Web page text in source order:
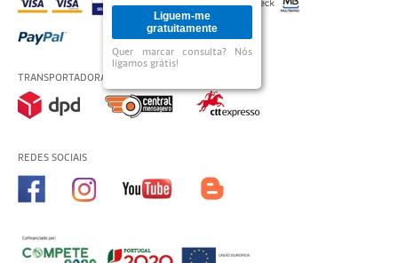
TRANSPORTADORAS USADAS
REDES SOCIAIS
Liguem-me
gratuitamente
Quer marcar consulta? Nós
ligamos grátis!